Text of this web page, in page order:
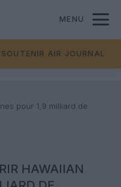
MENU
SOUTENIR AIR JOURNAL
pour 1,9 milliard de
HAWAIIAN